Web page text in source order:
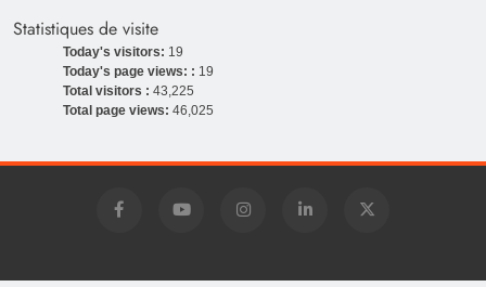
Statistiques de visite
Today's visitors: 19
Today's page views: : 19
Total visitors : 43,225
Total page views: 46,025